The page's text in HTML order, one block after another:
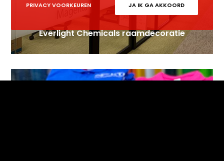
Everlight Chemicals raamdecoratie
PRIVACY VOORKEUREN JA IK GA AKKOORD